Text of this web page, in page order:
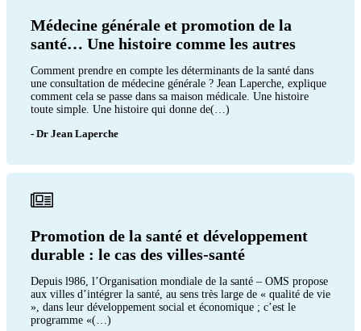
Médecine générale et promotion de la
santé… Une histoire comme les autres
Comment prendre en compte les déterminants de la santé dans
une consultation de médecine générale ? Jean Laperche, explique
comment cela se passe dans sa maison médicale. Une histoire
toute simple. Une histoire qui donne de(…)
- Dr Jean Laperche
Promotion de la santé et développement
durable : le cas des villes-santé
Depuis l986, l’Organisation mondiale de la santé – OMS propose
aux villes d’intégrer la santé, au sens très large de « qualité de vie
», dans leur développement social et économique ; c’est le
programme «(…)